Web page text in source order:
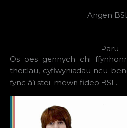
Angen
Paru
Os oes gennych chi
theitlau, cyflwyniadau neu
fynd â’i steil mewn fideo BSL.